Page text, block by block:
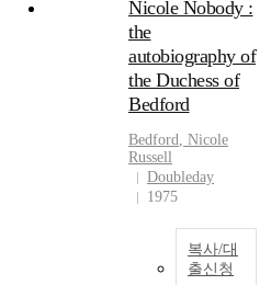
Nicole Nobody :
the
autobiography of
the Duchess of
Bedford
Bedford, Nicole
Russell
Doubleday
1975
복사/대
출신청